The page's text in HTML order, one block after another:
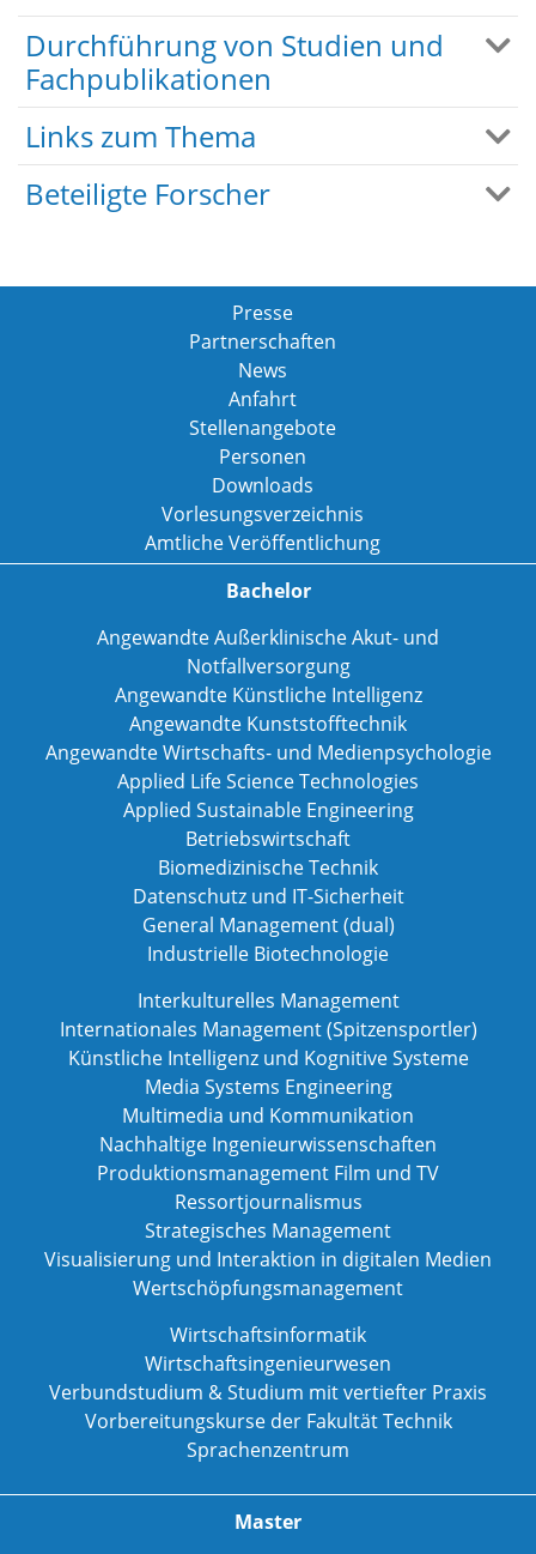
Durchführung von Studien und
Fachpublikationen
Links zum Thema
Beteiligte Forscher
Presse
Partnerschaften
News
Anfahrt
Stellenangebote
Personen
Downloads
Vorlesungsverzeichnis
Amtliche Veröffentlichung
Bachelor
Angewandte Außerklinische Akut- und
Notfallversorgung
Angewandte Künstliche Intelligenz
Angewandte Kunststofftechnik
Angewandte Wirtschafts- und Medienpsychologie
Applied Life Science Technologies
Applied Sustainable Engineering
Betriebswirtschaft
Biomedizinische Technik
Datenschutz und IT-Sicherheit
General Management (dual)
Industrielle Biotechnologie
Interkulturelles Management
Internationales Management (Spitzensportler)
Künstliche Intelligenz und Kognitive Systeme
Media Systems Engineering
Multimedia und Kommunikation
Nachhaltige Ingenieurwissenschaften
Produktionsmanagement Film und TV
Ressortjournalismus
Strategisches Management
Visualisierung und Interaktion in digitalen Medien
Wertschöpfungsmanagement
Wirtschaftsinformatik
Wirtschaftsingenieurwesen
Verbundstudium & Studium mit vertiefter Praxis
Vorbereitungskurse der Fakultät Technik
Sprachenzentrum
Master